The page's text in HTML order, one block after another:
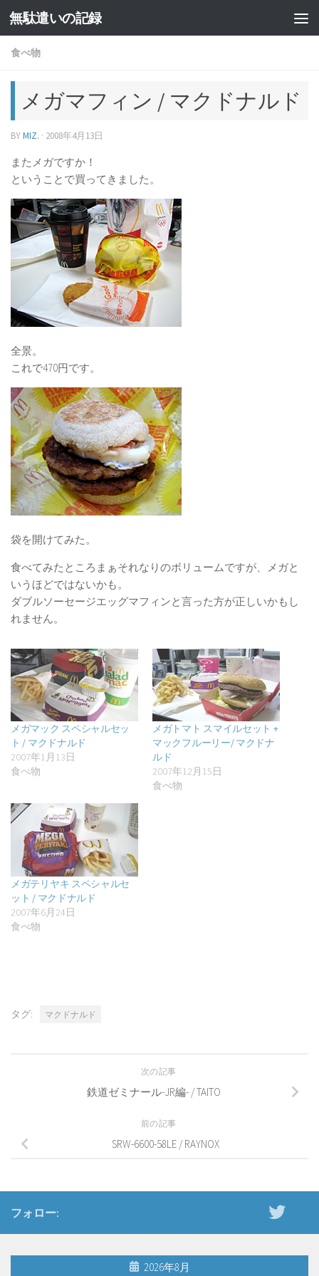
コンテンツへスキップ
無駄遣いの記録
食べ物
メガマフィン / マクドナルド
BYMIZ. · 2008年4月13日
またメガですか！
ということで買ってきました。
全景。
これで470円です。
袋を開けてみた。
食べてみたところまぁそれなりのボリュームですが、メガと
いうほどではないかも。
ダブルソーセージエッグマフィンと言った方が正しいかもし
れません。
メガマック スペシャルセッ
ト / マクドナルド
2007年1月13日
食べ物
メガトマト スマイルセット +
マックフルーリー/ マクドナ
ルド
2007年12月15日
食べ物
メガテリヤキ スペシャルセ
ット / マクドナルド
2007年6月24日
食べ物
タグ: マクドナルド
次の記事
鉄道ゼミナール-JR編- / TAITO
前の記事
SRW-6600-58LE / RAYNOX
フォロー:
2026年8月